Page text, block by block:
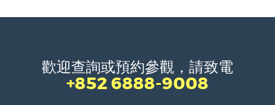
歡迎查詢或預約參觀，請致電
+852 6888-9008